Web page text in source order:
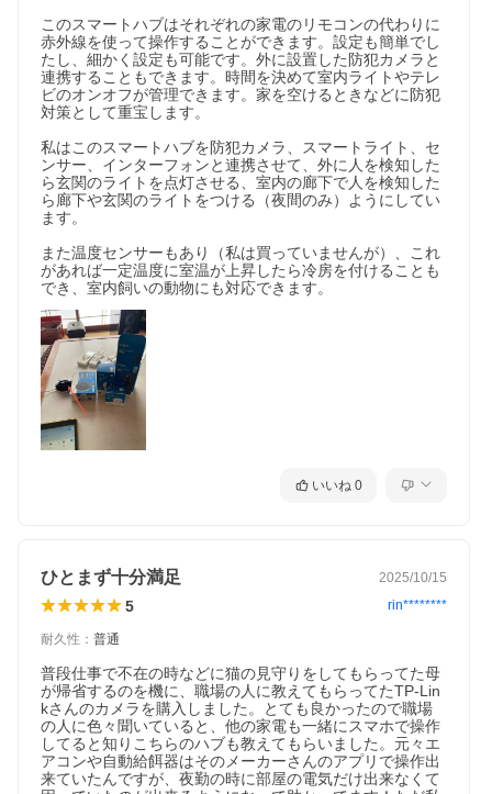
このスマートハブはそれぞれの家電のリモコンの代わりに
赤外線を使って操作することができます。設定も簡単でし
たし、細かく設定も可能です。外に設置した防犯カメラと
連携することもできます。時間を決めて室内ライトやテレ
ビのオンオフが管理できます。家を空けるときなどに防犯
対策として重宝します。
私はこのスマートハブを防犯カメラ、スマートライト、セ
ンサー、インターフォンと連携させて、外に人を検知した
ら玄関のライトを点灯させる、室内の廊下で人を検知した
ら廊下や玄関のライトをつける（夜間のみ）ようにしてい
ます。
また温度センサーもあり（私は買っていませんが）、これ
があれば一定温度に室温が上昇したら冷房を付けることも
でき、室内飼いの動物にも対応できます。
いいね 0
ひとまず十分満足 2025/10/15
5 rin********
耐久性 ： 普通
普段仕事で不在の時などに猫の見守りをしてもらってた母
が帰省するのを機に、職場の人に教えてもらってたTP-Lin
kさんのカメラを購入しました。とても良かったので職場
の人に色々聞いていると、他の家電も一緒にスマホで操作
してると知りこちらのハブも教えてもらいました。元々エ
アコンや自動給餌器はそのメーカーさんのアプリで操作出
来ていたんですが、夜勤の時に部屋の電気だけ出来なくて